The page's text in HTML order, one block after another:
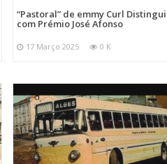
“Pastoral” de emmy Curl
com Prémio José Afonso
17 Março 2025 0 K